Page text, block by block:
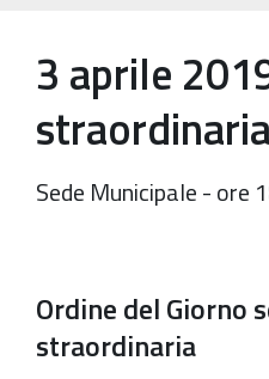
3 aprile
straordinaria
Sede Municipale - ore
Ordine del Giorno
straordinaria